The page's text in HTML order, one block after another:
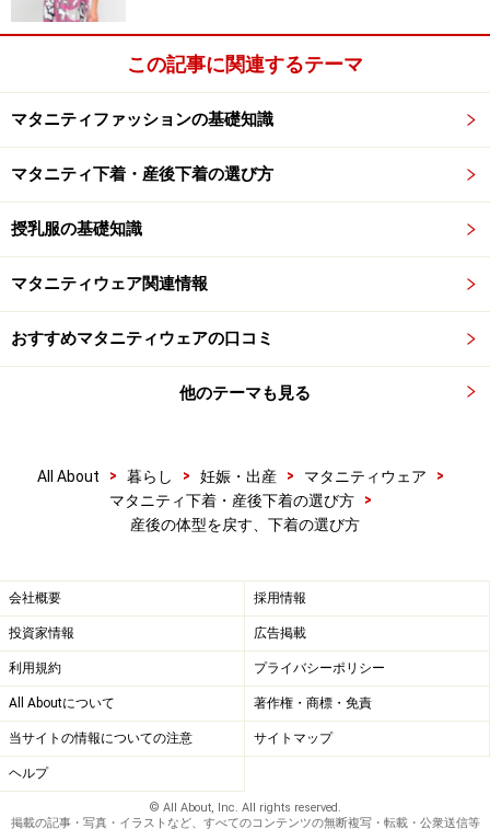
この記事に関連するテーマ
マタニティファッションの基礎知識
マタニティ下着・産後下着の選び方
授乳服の基礎知識
マタニティウェア関連情報
おすすめマタニティウェアの口コミ
他のテーマも見る
All About > 暮らし > 妊娠・出産 > マタニティウェア
>
マタニティ下着・産後下着の選び方
>
産後の体型を戻す、下着の選び方
会社概要 採用情報
投資家情報 広告掲載
利用規約 プライバシーポリシー
All Aboutについて 著作権・商標・免責
当サイトの情報についての注意 サイトマップ
ヘルプ
© All About, Inc. All rights reserved.
掲載の記事・写真・イラストなど、すべてのコンテンツの無断複写・転載・公衆送信等